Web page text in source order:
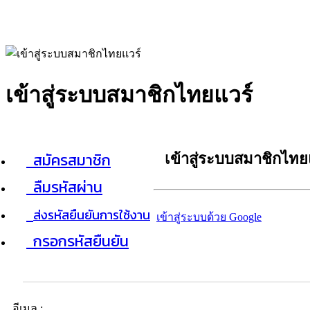
เข้าสู่ระบบสมาชิกไทยแวร์
สมัครสมาชิก
ลืมรหัสผ่าน
ส่งรหัสยืนยันการใช้งาน
กรอกรหัสยืนยัน
เข้าสู่ระบบสมาชิกไท
เข้าสู่ระบบด้วย Google